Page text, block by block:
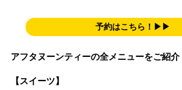
予約はこちら！▶▶
アフタヌーンティーの全メニューをご紹介
【スイーツ】